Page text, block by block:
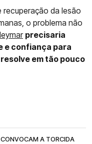
recuperação da lesão
o problema não
precisaria
e confiança para
em tão pouco
A TORCIDA